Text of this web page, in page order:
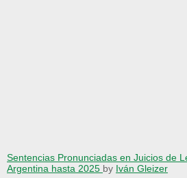
Sentencias Pronunciadas en Juicios de
Argentina hasta 2025 by Iván Gleizer